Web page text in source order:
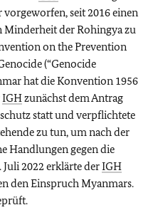
seit 2016 einen
der Rohingya zu
on the Prevention
(“Genocide
hat die Konvention 1956
IGHzunächst dem Antrag
statt und verpflichtete
zu tun, um nach der
Handlungen gegen die
2022 erklärte derIGH
den Einspruch Myanmars.